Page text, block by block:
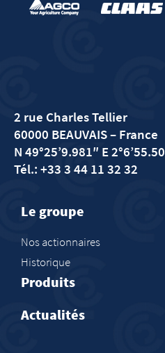
2 rue Charles Tellier
60000 BEAUVAIS– France
N 49°25’9.981″ E
Tél.: +33 3 44 11 32 32
Le groupe
Nos actionnaires
Historique
Produits
Actualités